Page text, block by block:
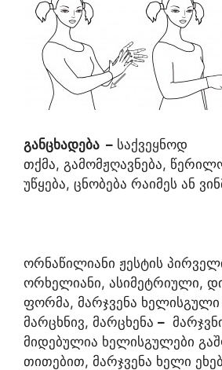
განცხადება – საქვეყნოდ
თქმა, გამომჟღავნება,
უწყება, ცნობება რაიმეს ან
ორნაწილიანი ჟესტის
ორხელიანი, ასიმეტრიული,
ფორმა, მარჯვენა
მარცხნივ, მარცხენა –
მიდებულია ხელისგულები
თითებით, მარჯვენა ხელი